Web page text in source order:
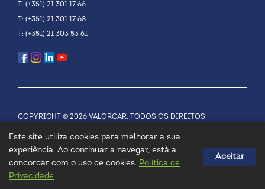
T: (+351) 21 301 17 66
T: (+351) 21 301 17 68
T: (+351) 21 303 53 61
COPYRIGHT © 2026 VALORCAR, TODOS OS DIREITOS
Este site utiliza cookies para melhorar a sua
experiência. Ao continuar a navegar, está a
concordar com o uso de cookies. Política de
Privacidade
Aceitar